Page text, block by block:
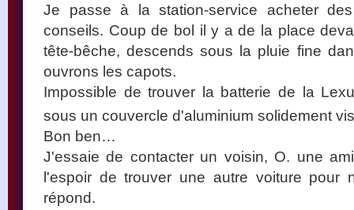
Je passe à la station-service acheter
conseils. Coup de bol il y a de la place
tête-bêche, descends sous la pluie fine
ouvrons les capots.
Impossible de trouver la batterie de la
sous un couvercle d'aluminium solidement
Bon ben…
J'essaie de contacter un voisin, O. une
l'espoir de trouver une autre voiture pour
répond.